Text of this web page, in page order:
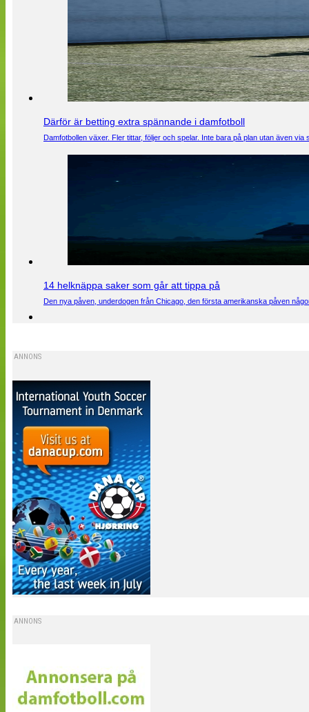
Därför är betting extra spännande i damfotboll
Damfotbollen växer. Fler tittar, följer och spelar. Inte bara på plan utan även
14 helknäppa saker som går att tippa på
Den nya påven, underdogen från Chicago, den första amerikanska påven
ANNONS
ANNONS